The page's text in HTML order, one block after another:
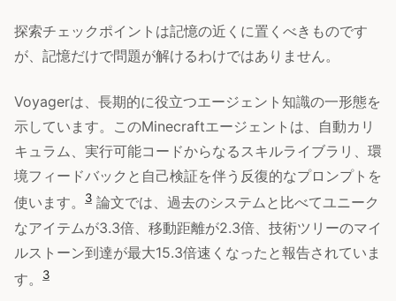
探索チェックポイントは記憶の近くに置くべきものです
が、記憶だけで問題が解けるわけではありません。
Voyagerは、長期的に役立つエージェント知識の一形態を
示しています。このMinecraftエージェントは、自動カリ
キュラム、実行可能コードからなるスキルライブラリ、環
境フィードバックと自己検証を伴う反復的なプロンプトを
使います。
3 論文では、過去のシステムと比べてユニーク
なアイテムが3.3倍、移動距離が2.3倍、技術ツリーのマイ
ルストーン到達が最大15.3倍速くなったと報告されていま
す。
3